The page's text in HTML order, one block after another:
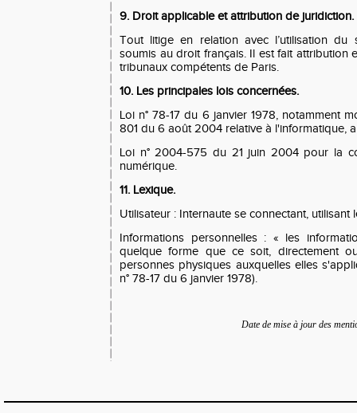
9. Droit applicable et attribution de juridiction.
Tout litige en relation avec l’utilisation
soumis au droit français. Il est fait attribution
tribunaux compétents de Paris.
10. Les principales lois concernées.
Loi n° 78-17 du 6 janvier 1978, notamment
801 du 6 août 2004 relative à l'informatique,
Loi n° 2004-575 du 21 juin 2004 pour la
numérique.
11. Lexique.
Utilisateur : Internaute se connectant, utilisant
Informations personnelles : « les
quelque forme que ce soit, directement
personnes physiques auxquelles elles
n° 78-17 du 6 janvier 1978).
Date de mise à jour des